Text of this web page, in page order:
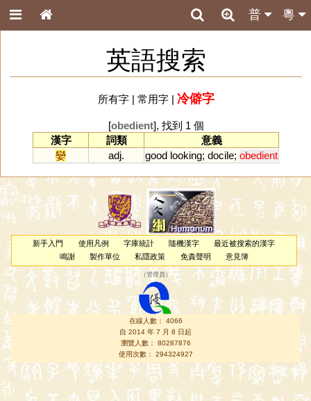
粵
普
英語搜索
所有字| 常用字| 冷僻字
[obedient], 找到 1 個
漢字
詞類
意義
孌
adj. good looking; docile; obedient
新手入門 使用凡例 字庫統計 隨機漢字
最近被搜索的漢字
鳴謝
製作單位 私隱政策 免責聲明 意見簿
（管理員 ）
在線人數： 4066
自 2014 年 7 月 8 日起
瀏覽人數： 80287876
使用次數： 294324927